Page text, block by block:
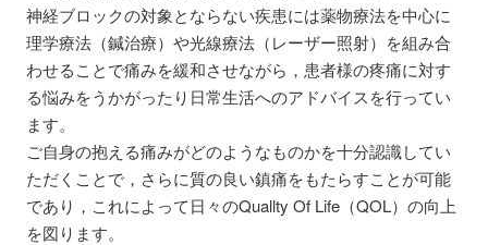
神経ブロックの対象とならない疾患には薬物療法を中心に
理学療法（鍼治療）や光線療法（レーザー照射）を組み合
わせることで痛みを緩和させながら，患者様の疼痛に対す
る悩みをうかがったり日常生活へのアドバイスを行ってい
ます。
ご自身の抱える痛みがどのようなものかを十分認識してい
ただくことで，さらに質の良い鎮痛をもたらすことが可能
であり，これによって日々のQuallty Of Life（QOL）の向上
を図ります。